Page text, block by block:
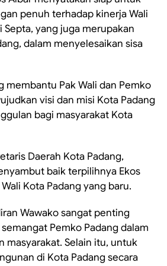
penuh terhadap kinerja Wali
Septa, yang juga merupakan
dalam menyelesaikan sisa
membantu Pak Wali dan Pemko
visi dan misi Kota Padang
bagi masyarakat Kota
Daerah Kota Padang,
baik terpilihnya Ekos
Kota Padang yang baru.
Wawako sangat penting
Pemko Padang dalam
masyarakat. Selain itu, untuk
di Kota Padang secara